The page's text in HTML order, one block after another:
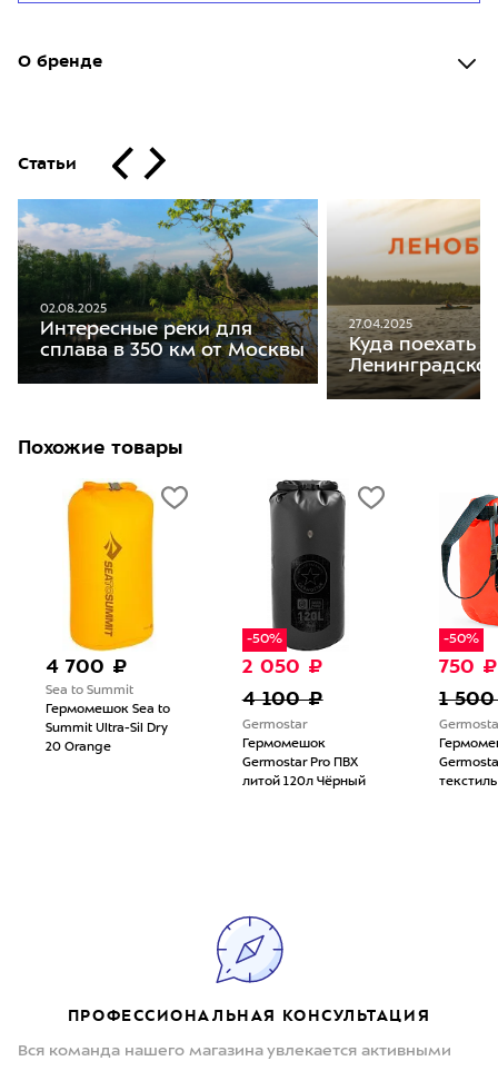
О бренде
Статьи
02.08.2025
Интересные реки для
сплава в 350 км от Москвы
27.04.2025
Куда поехать
Похожие товары
4 700 ₽
Sea to Summit
Гермомешок Sea to
Summit Ultra-Sil Dry
20 Orange
-50%
2 050 ₽
4 100 ₽
Germostar
Гермомешок
Germostar Pro ПВХ
литой 120л Чёрный
-50%
750 ₽
1
ПРОФЕССИОНАЛЬНАЯ КОНСУЛЬТАЦИЯ
Вся команда нашего магазина увлекается активными